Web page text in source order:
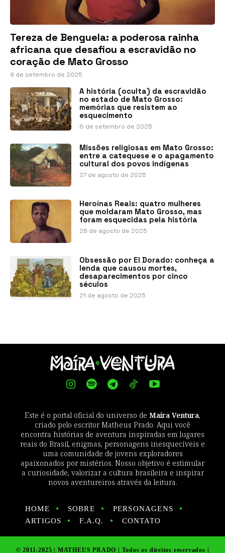
Tereza de Benguela: a poderosa rainha
africana que desafiou a escravidão no
coração de Mato Grosso
9 de setembro de 2025
A história (oculta) da escravidão
no estado de Mato Grosso:
memórias que resistem ao
esquecimento
8 de setembro de 2025
Missões religiosas em Mato Grosso:
entre a catequese e o apagamento
cultural dos povos indígenas
27 de agosto de 2025
Heroínas Reais: quatro mulheres
que moldaram Mato Grosso, mas
foram esquecidas pela história
26 de agosto de 2025
Obsessão por El Dorado: conheça a
lenda que causou mortes,
desaparecimentos por cinco
séculos
21 de agosto de 2025
Este é o portal oficial do universo de Maíra Ventura,
criado pelo escritor Matheus Prado. Aqui você
encontra histórias de aventura inspiradas em lugares
reais do Brasil, enigmas, personagens inesquecíveis e
uma comunidade de jovens exploradores
apaixonados por mistérios. Nosso objetivo é estimular
a curiosidade, valorizar a cultura brasileira e inspirar
novos aventureiros através da leitura.
HOME SOBRE
PERSONAGENS
ARTIGOS
F.A.Q. CONTATO
© 2011-2025 | MATHEUS PRADO | Todos os direitos reservados |